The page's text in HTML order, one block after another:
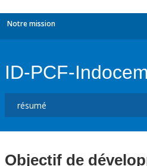
Notre mission
ID-PCF-
Objectif de